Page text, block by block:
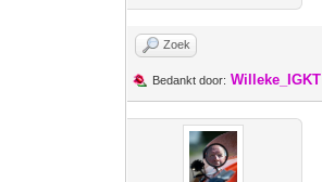
Zoek
Bedankt door: Willeke_IGKT